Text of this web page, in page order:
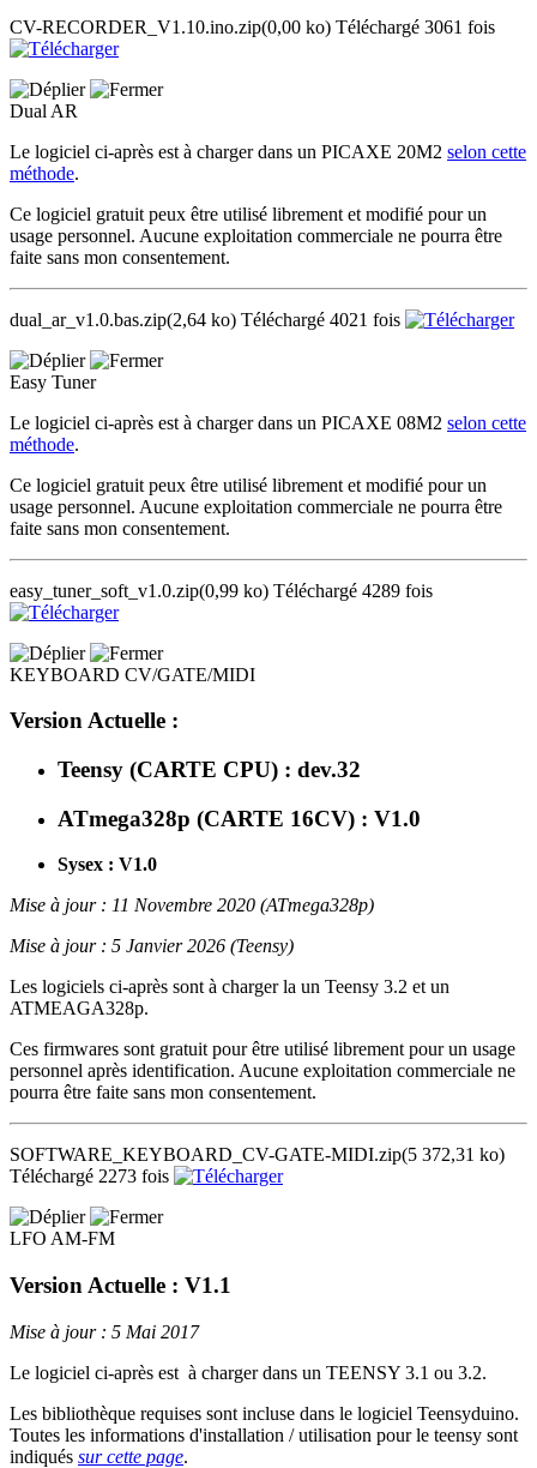
CV-RECORDER_V1.10.ino.zip(0,00 ko) Téléchargé 3061 fois
Dual AR
Le logiciel ci-après est à charger dans un PICAXE 20M2 selon cette
méthode.
Ce logiciel gratuit peux être utilisé librement et modifié pour un
usage personnel. Aucune exploitation commerciale ne pourra être
faite sans mon consentement.
dual_ar_v1.0.bas.zip(2,64 ko) Téléchargé 4021 fois
Easy Tuner
Le logiciel ci-après est à charger dans un PICAXE 08M2 selon cette
méthode.
Ce logiciel gratuit peux être utilisé librement et modifié pour un
usage personnel. Aucune exploitation commerciale ne pourra être
faite sans mon consentement.
easy_tuner_soft_v1.0.zip(0,99 ko) Téléchargé 4289 fois
KEYBOARD CV/GATE/MIDI
Version Actuelle :
Teensy (CARTE CPU) : dev.32
ATmega328p (CARTE 16CV) : V1.0
Sysex : V1.0
Mise à jour : 11 Novembre 2020 (ATmega328p)
Mise à jour : 5 Janvier 2026 (Teensy)
Les logiciels ci-après sont à charger la un Teensy 3.2 et un
ATMEAGA328p.
Ces firmwares sont gratuit pour être utilisé librement pour un usage
personnel après identification. Aucune exploitation commerciale ne
pourra être faite sans mon consentement.
SOFTWARE_KEYBOARD_CV-GATE-MIDI.zip(5 372,31 ko)
Téléchargé 2273 fois
LFO AM-FM
Version Actuelle : V1.1
Mise à jour : 5 Mai 2017
Le logiciel ci-après est à charger dans un TEENSY 3.1 ou 3.2.
Les bibliothèque requises sont incluse dans le logiciel Teensyduino.
Toutes les informations d'installation / utilisation pour le teensy sont
indiqués sur cette page.